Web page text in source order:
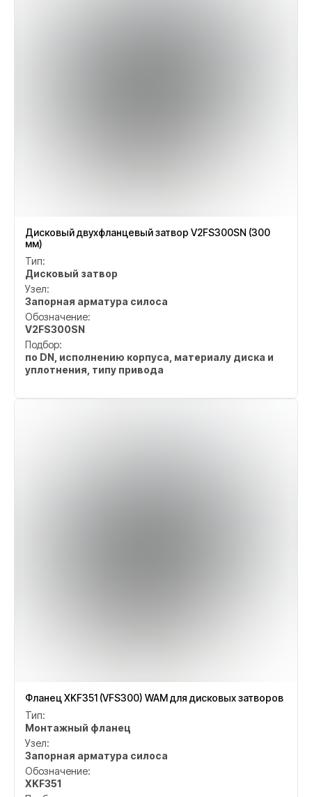
Дисковый двухфланцевый затвор V2FS300SN (300
мм)
Тип:
Дисковый затвор
Узел:
Запорная арматура силоса
Обозначение:
V2FS300SN
Подбор:
по DN, исполнению корпуса, материалу диска и
уплотнения, типу привода
Фланец XKF351 (VFS300) WAM для дисковых затворов
Тип:
Монтажный фланец
Узел:
Запорная арматура силоса
Обозначение:
XKF351